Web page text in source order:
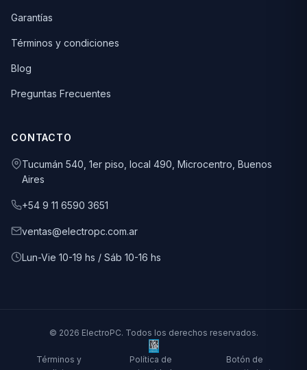
Garantías
Términos y condiciones
Blog
Preguntas Frecuentes
CONTACTO
Tucumán 540, 1er piso, local 490, Microcentro, Buenos
Aires
+54 9 11 6590 3651
ventas@electropc.com.ar
Lun-Vie 10-19 hs / Sáb 10-16 hs
© 2026 ElectroPC. Todos los derechos reservados.
Términos y
Política de
Botón de